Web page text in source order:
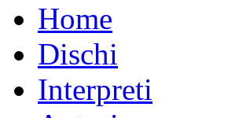
Home
Dischi
Interpreti